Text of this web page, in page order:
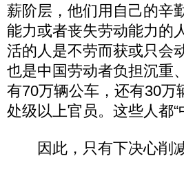
薪阶层，他们用自己的辛
能力或者丧失劳动能力的
活的人是不劳而获或只会
也是中国劳动者负担沉重
有70万辆公车，还有30万
处级以上官员。这些人都
因此，只有下决心削减